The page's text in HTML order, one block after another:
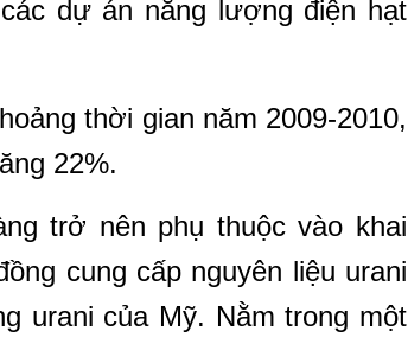
dự án năng lượng điện hạt
thời gian năm 2009-2010,
22%.
trở nên phụ thuộc vào khai
cung cấp nguyên liệu urani
urani của Mỹ. Nằm trong một